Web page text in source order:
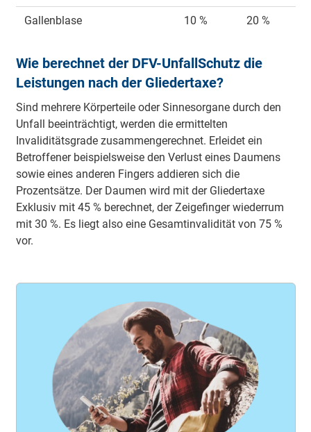
Gallenblase 10 % 20 %
Wie berechnet der DFV-UnfallSchutz die
Leistungen nach der Gliedertaxe?
Sind mehrere Körperteile oder Sinnesorgane durch den
Unfall beeinträchtigt, werden die ermittelten
Invaliditätsgrade zusammengerechnet. Erleidet ein
Betroffener beispielsweise den Verlust eines Daumens
sowie eines anderen Fingers addieren sich die
Prozentsätze. Der Daumen wird mit der Gliedertaxe
Exklusiv mit 45 % berechnet, der Zeigefinger wiederrum
mit 30 %. Es liegt also eine Gesamtinvalidität von 75 %
vor.